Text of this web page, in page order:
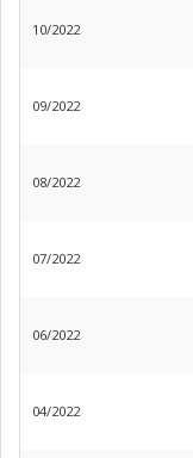
10/2022
09/2022
08/2022
07/2022
06/2022
04/2022